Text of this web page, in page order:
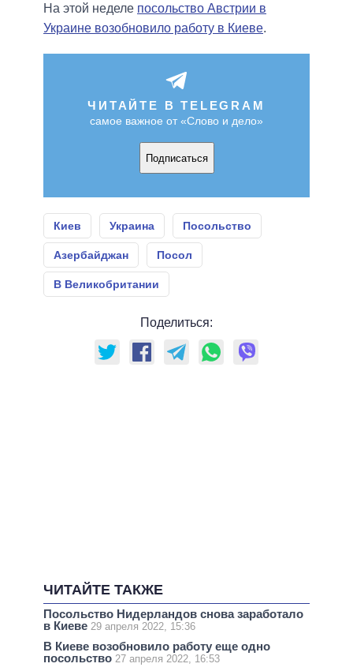
На этой неделе посольство Австрии в
Украине возобновило работу в Киеве.
ЧИТАЙТЕ В TELEGRAM
самое важное от «Слово и дело»
Подписаться
Киев Украина Посольство
Азербайджан Посол
В Великобритании
Поделиться:
ЧИТАЙТЕ ТАКЖЕ
Посольство Нидерландов снова заработало
в Киеве 29 апреля 2022, 15:36
В Киеве возобновило работу еще одно
посольство 27 апреля 2022, 16:53